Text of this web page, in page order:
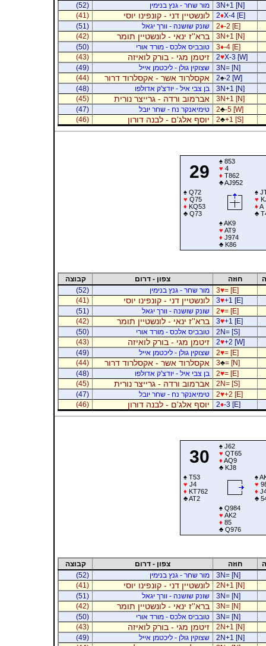
3N+1 [N]
מור שחר - גנץ בנימין
(52)
2♦X-4 [E] לונשטיין דני - קונפינו יוסי
(41)
2♦-2 [E] שונק שושנה - וורך יגאל
(51)
3N+1 [N]
ברא''ז ינאי - לונשטיין תומר
(42)
3♦-4 [E] טובביס אלכס - מורד אורי
(50)
2♥X-3 [W] זיטמן מגי - בורק לואיזה
(43)
3N= [N]
שצוקין גולן - ליכטמן אייל
(49)
2♠-2 [W] אקסלרוד אשר - אקסלרוד דרור
(44)
3N+1 [N]
בן צבי איל - יודצ'ק אדולפו
(48)
3N+1 [N]
אברמוב ורדה - גרייצר נורית
(45)
2♣-5 [W] טימיאנקר נח - שחר יובל
(47)
2♣+1 [S] יוסף אלג'ם - לבנה דורון (46)
29
♠853
♥ 4
♦ T862
♣AJ952
♠Q72
♥ Q75
♦ KQ53
♣Q73
♠
♥
♦ A
♣
♠AK9
♥ AT9
♦ J974
♣K86
חוזה צפון - דרום
קבוצה
3♥= [E] מור שחר - גנץ בנימין
(52)
3♥+1 [E] לונשטיין דני - קונפינו יוסי
(41)
2♥= [E] שונק שושנה - וורך יגאל
(51)
3♥+1 [E] ברא''ז ינאי - לונשטיין תומר
(42)
2N= [S]
טובביס אלכס - מורד אורי
(50)
2♥+2 [W] זיטמן מגי - בורק לואיזה
(43)
2♥= [E] שצוקין גולן - ליכטמן אייל
(49)
3♣= [N] אקסלרוד אשר - אקסלרוד דרור
(44)
2♥= [E] בן צבי איל - יודצ'ק אדולפו
(48)
2N= [S]
אברמוב ורדה - גרייצר נורית
(45)
2♥+2 [E] טימיאנקר נח - שחר יובל
(47)
2♦-3 [E] יוסף אלג'ם - לבנה דורון (46)
30
♠J62
♥ QT65
♦ AQ9
♣KJ8
♠T53
♥ J4
♦ KT762
♣AT2
♠
♥
♦
♣
♠Q984
♥ AK2
♦ 85
♣Q976
חוזה צפון - דרום
קבוצה
3N= [N]
מור שחר - גנץ בנימין
(52)
2N+1 [N]
לונשטיין דני - קונפינו יוסי
(41)
3N= [N]
שונק שושנה - וורך יגאל
(51)
3N= [N]
ברא''ז ינאי - לונשטיין תומר
(42)
3N= [N]
טובביס אלכס - מורד אורי
(50)
2N+1 [N]
זיטמן מגי - בורק לואיזה
(43)
2N+1 [N]
שצוקין גולן - ליכטמן אייל
(49)